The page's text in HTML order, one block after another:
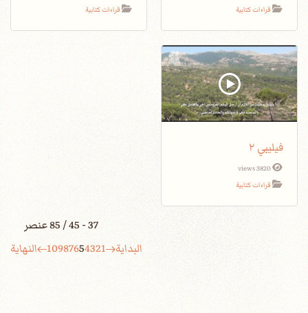
قراءات كتابية
قراءات كتابية
فيليبي ٢
3820 views
قراءات كتابية
37 - 45 / 85 عنصر
البداية
1
2
3
4
5
6
7
8
9
10 النهاية